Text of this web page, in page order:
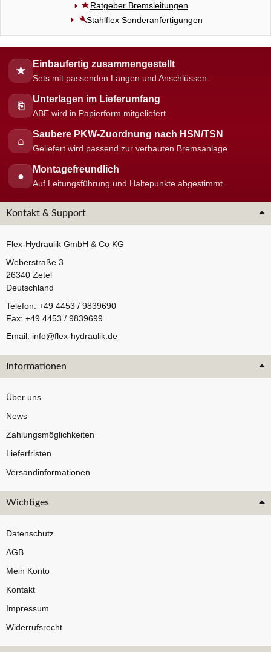
Ratgeber Bremsleitungen
Stahlflex Sonderanfertigungen
★
Einbaufertig zusammengestellt
Sets mit passenden Längen und Anschlüssen.
⎘
Unterlagen im Lieferumfang
ABE wird in Papierform mitgeliefert
⌂
Saubere PKW-Zuordnung nach HSN/TSN
Geliefert wird passend zur verbauten Bremsanlage
●
Montagefreundlich
Auf Leitungsführung und Haltepunkte abgestimmt.
Kontakt & Support
Flex-Hydraulik GmbH & Co KG
Weberstraße 3
26340 Zetel
Deutschland
Telefon: +49 4453 / 9839690
Fax: +49 4453 / 9839699
Email: info@flex-hydraulik.de
Informationen
Über uns
News
Zahlungsmöglichkeiten
Lieferfristen
Versandinformationen
Wichtiges
Datenschutz
AGB
Mein Konto
Kontakt
Impressum
Widerrufsrecht